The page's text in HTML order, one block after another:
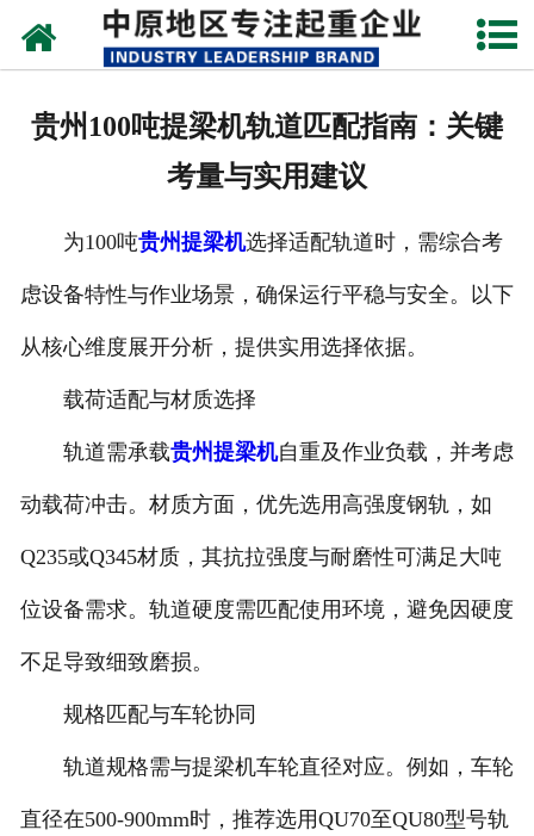
网站首页
企业视频
联系我们
贵州100吨提梁机轨道匹配指南：关键
考量与实用建议
为100吨贵州提梁机选择适配轨道时，需综合考
虑设备特性与作业场景，确保运行平稳与安全。以下
从核心维度展开分析，提供实用选择依据。
载荷适配与材质选择
轨道需承载贵州提梁机自重及作业负载，并考虑
动载荷冲击。材质方面，优先选用高强度钢轨，如
Q235或Q345材质，其抗拉强度与耐磨性可满足大吨
位设备需求。轨道硬度需匹配使用环境，避免因硬度
不足导致细致磨损。
规格匹配与车轮协同
轨道规格需与提梁机车轮直径对应。例如，车轮
直径在500-900mm时，推荐选用QU70至QU80型号轨